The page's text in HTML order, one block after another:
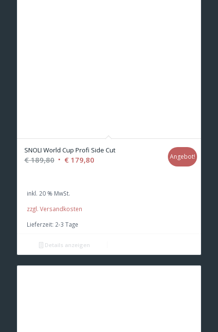
SNOLI World Cup Profi Side Cut
€189,80 Ursprünglicher
€ 189,80
€179,80Aktueller
Angebot!
inkl. 20 % MwSt.
zzgl. Versandkosten
Lieferzeit: 2-3 Tage
Details anzeigen